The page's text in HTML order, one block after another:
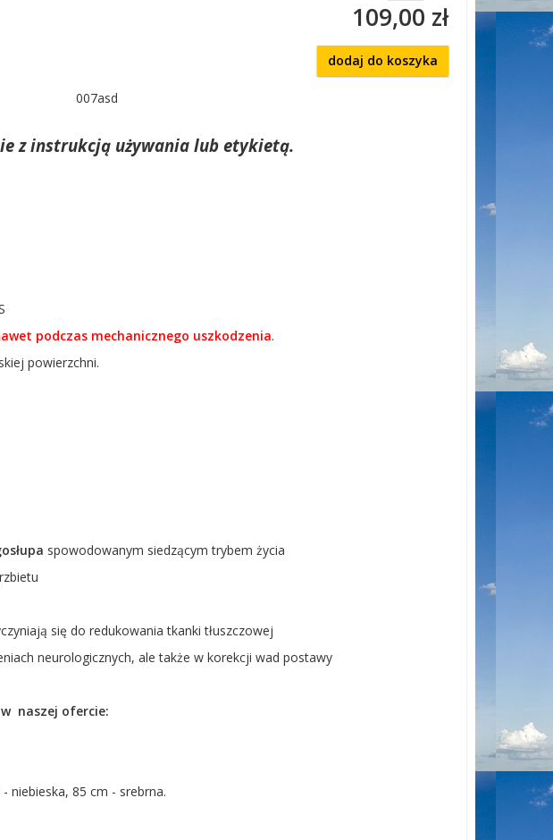
109,00 zł
dodaj do koszyka
007asd
z instrukcją używania lub etykietą.
podczas mechanicznego uszkodzenia.
powierzchni.
spowodowanym siedzącym trybem życia
się do redukowania tkanki tłuszczowej
neurologicznych, ale także w korekcji wad postawy
naszej ofercie:
niebieska, 85 cm - srebrna.